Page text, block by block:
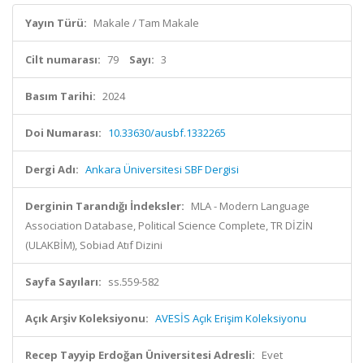
Yayın Türü: Makale / Tam Makale
Cilt numarası: 79 Sayı: 3
Basım Tarihi: 2024
Doi Numarası: 10.33630/ausbf.1332265
Dergi Adı: Ankara Üniversitesi SBF Dergisi
Derginin Tarandığı İndeksler: MLA - Modern Language
Association Database, Political Science Complete, TR DİZİN
(ULAKBİM), Sobiad Atıf Dizini
Sayfa Sayıları: ss.559-582
Açık Arşiv Koleksiyonu: AVESİS Açık Erişim Koleksiyonu
Recep Tayyip Erdoğan Üniversitesi Adresli: Evet